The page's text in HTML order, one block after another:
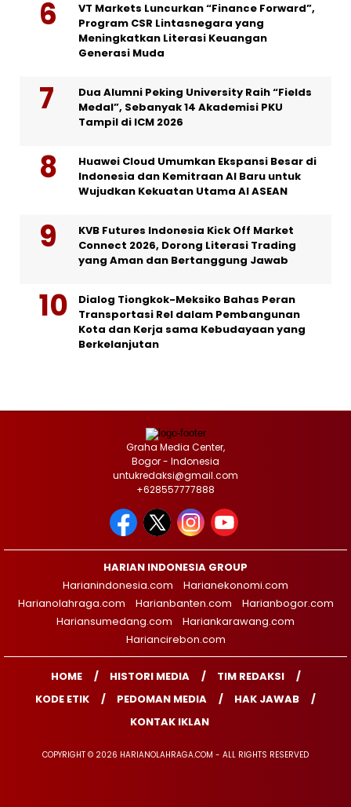
VT Markets Luncurkan “Finance Forward”,
Program CSR Lintasnegara yang
Meningkatkan Literasi Keuangan
Generasi Muda
Dua Alumni Peking University Raih “Fields
Medal”, Sebanyak 14 Akademisi PKU
Tampil di ICM 2026
Huawei Cloud Umumkan Ekspansi Besar di
Indonesia dan Kemitraan AI Baru untuk
Wujudkan Kekuatan Utama AI ASEAN
KVB Futures Indonesia Kick Off Market
Connect 2026, Dorong Literasi Trading
yang Aman dan Bertanggung Jawab
Dialog Tiongkok-Meksiko Bahas Peran
Transportasi Rel dalam Pembangunan
Kota dan Kerja sama Kebudayaan yang
Berkelanjutan
Graha Media Center,
Bogor - Indonesia
untukredaksi@gmail.com
+628557777888
HARIAN INDONESIA GROUP
Harianindonesia.com
Harianekonomi.com
Harianolahraga.com
Harianbanten.com
Harianbogor.com
Hariansumedang.com
Hariankarawang.com
Hariancirebon.com
HOME HISTORI MEDIA
TIM REDAKSI
KODE ETIK
PEDOMAN MEDIA
HAK JAWAB
KONTAK IKLAN
COPYRIGHT © 2026 HARIANOLAHRAGA.COM - ALL RIGHTS RESERVED